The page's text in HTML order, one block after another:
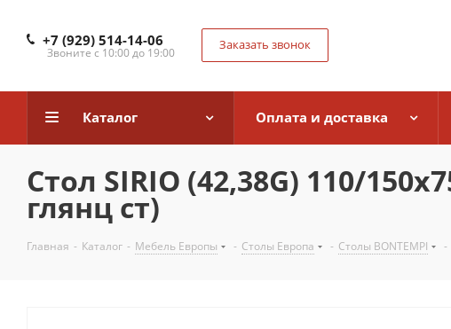
+7 (929) 514-14-06
Звоните с 10:00 до 19:00
Заказать звонок
Каталог Оплата и доставка
Стол SIRIO (42,38G) 110/
глянц ст)
Главная - Каталог - Мебель Европы - Столы Европа - Столы BONTEMPI -